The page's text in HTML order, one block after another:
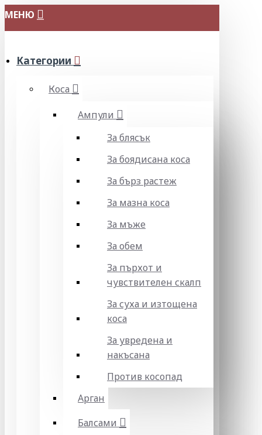
МЕНЮ
Категории
Коса
Ампули
За блясък
За боядисана коса
За бърз растеж
За мазна коса
За мъже
За обем
За пърхот и
чувствителен скалп
За суха и изтощена
коса
За увредена и
накъсана
Против косопад
Арган
Балсами